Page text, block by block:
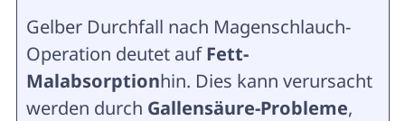
Gelber Durchfall nach Magenschlauch-
Operation deutet aufFett-
Malabsorptionhin. Dies kann verursacht
werden durch Gallensäure-Probleme,